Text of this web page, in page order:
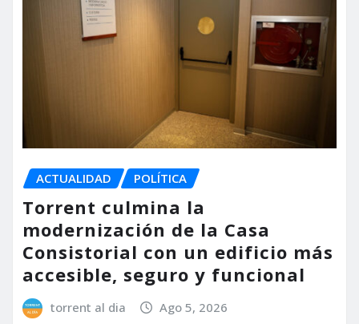
ACTUALIDAD POLÍTICA
Torrent culmina la
modernización de la Casa
Consistorial con un edificio más
accesible, seguro y funcional
torrent al dia Ago 5, 2026